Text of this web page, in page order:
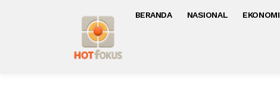
BERANDA NASIONAL EKONOMI